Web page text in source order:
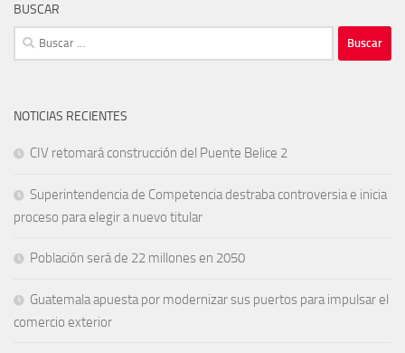
BUSCAR
Buscar:
NOTICIAS RECIENTES
CIV retomará construcción del Puente Belice 2
Superintendencia de Competencia destraba controversia e inicia
proceso para elegir a nuevo titular
Población será de 22 millones en 2050
Guatemala apuesta por modernizar sus puertos para impulsar el
comercio exterior